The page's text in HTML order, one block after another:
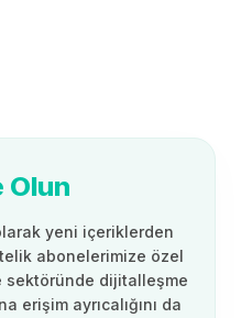
Olun
yeni içeriklerden
abonelerimize özel
sektöründe dijitalleşme
erişim ayrıcalığını da